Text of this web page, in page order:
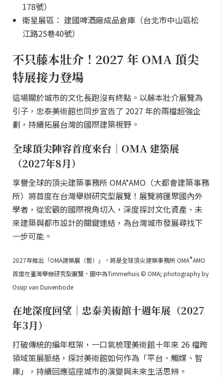
178號）
衛星展區： 建國啤酒廠成品倉庫（台北市中山區松
江路25巷40號）
不只藤本壯介！2027 年 OMA 頂尖
特展接力登場
這場關於城市的文化長跑沒有終點。以藤本壯介展覽為
引子，忠泰美術館也同步宣告了 2027 年的兩檔超強企
劃，持續拓展台灣的國際建築視野。
全球頂尖陣容首度來台｜OMA 建築展
（2027年8月）
享譽全球的頂尖建築事務所 OMA*AMO（大都會建築事務
所）將首度在台灣舉辦研究型展覽！展覽將匯聚國內外
學者，從宏觀的國際視角切入，深度探討文化資產、未
來建築與都市設計的關鍵連結，為台灣城市發展尋找下
一步可能。
2027年推出「OMA建築展（暫）」，將是全球頂尖建築事務所 OMA*AMO
首度在臺灣舉辦研究型展覽，圖中為Timmerhuis © OMA; photography by
Ossip van Duivenbode
在地深度回望｜忠泰美術館十週年展（2027
年3月）
打破傳統的編年框架，一口氣梳理美術館十年來 26 檔跨
領域策展脈絡，探討美術館如何作為「平台、觸媒、智
庫」，持續回應這座城市的演變與未來生活思辨。